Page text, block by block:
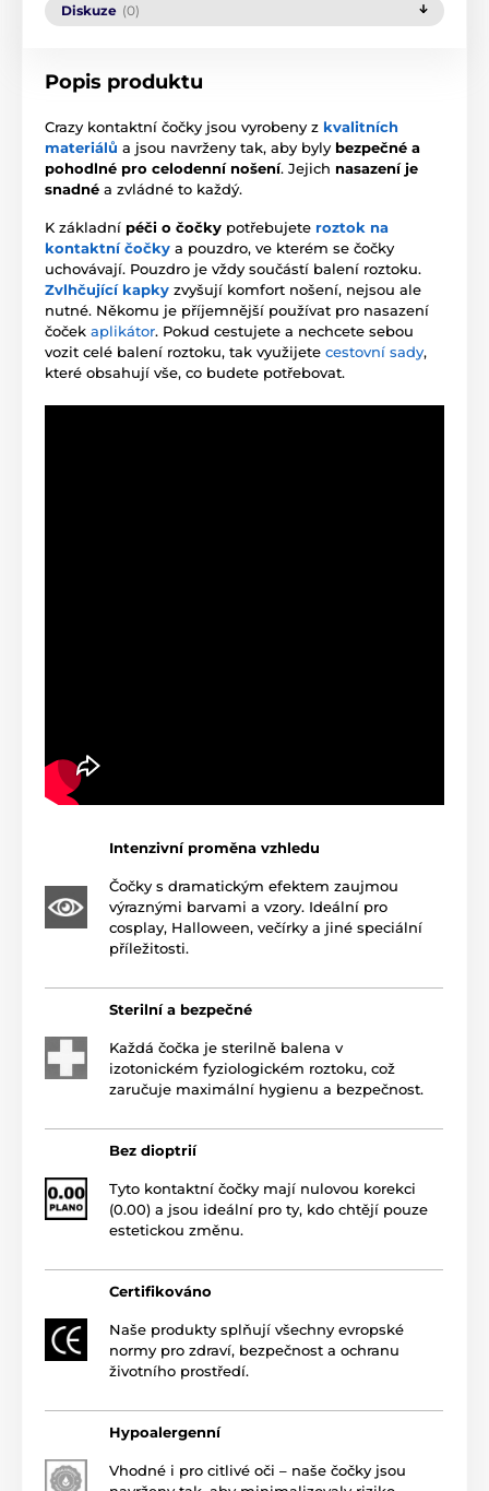
Diskuze (0)
Popis produktu
Crazy kontaktní čočky jsou vyrobeny z kvalitních
materiálů a jsou navrženy tak, aby byly bezpečné a
pohodlné pro celodenní nošení. Jejich nasazení je
snadné a zvládné to každý.
K základní péči o čočky potřebujete roztok na
kontaktní čočky a pouzdro, ve kterém se čočky
uchovávají. Pouzdro je vždy součástí balení roztoku.
Zvlhčující kapky zvyšují komfort nošení, nejsou ale
nutné. Někomu je příjemnější používat pro nasazení
čoček aplikátor. Pokud cestujete a nechcete sebou
vozit celé balení roztoku, tak využijete cestovní sady,
které obsahují vše, co budete potřebovat.
Intenzivní proměna vzhledu
Čočky s dramatickým efektem zaujmou
výraznými barvami a vzory. Ideální pro
cosplay, Halloween, večírky a jiné speciální
příležitosti.
Sterilní a bezpečné
Každá čočka je sterilně balena v
izotonickém fyziologickém roztoku, což
zaručuje maximální hygienu a bezpečnost.
Bez dioptrií
Tyto kontaktní čočky mají nulovou korekci
(0.00) a jsou ideální pro ty, kdo chtějí pouze
estetickou změnu.
Certifikováno
Naše produkty splňují všechny evropské
normy pro zdraví, bezpečnost a ochranu
životního prostředí.
Hypoalergenní
Vhodné i pro citlivé oči – naše čočky jsou